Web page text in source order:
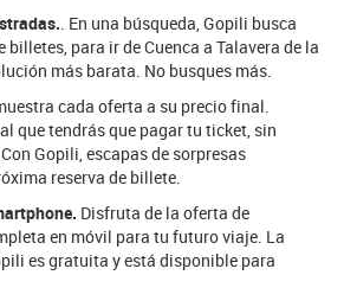
. En una búsqueda, Gopili busca
para ir de Cuenca a Talavera de la
más barata. No busques más.
cada oferta a su precio final.
que tendrás que pagar tu ticket, sin
Gopili, escapas de sorpresas
reserva de billete.
Disfruta de la oferta de
en móvil para tu futuro viaje. La
es gratuita y está disponible para